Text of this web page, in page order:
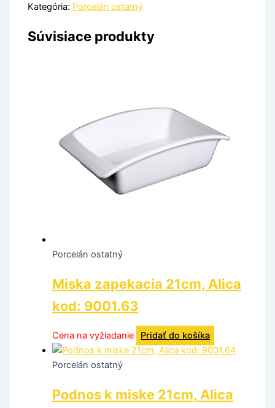
Kategória: Porcelán ostatný
Súvisiace produkty
Porcelán ostatný
Miska zapekacia 21cm, Alica
kod: 9001.63
Cena na vyžiadanie Pridať do košíka
Porcelán ostatný
Podnos k miske 21cm, Alica